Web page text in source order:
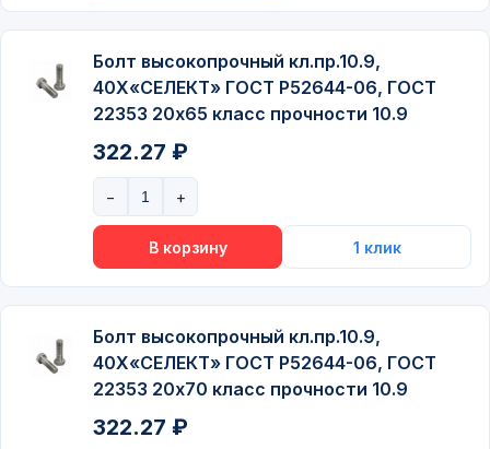
Болт высокопрочный кл.пр.10.9,
40Х«СЕЛЕКТ» ГОСТ P52644-06, ГОСТ
22353 20х65 класс прочности 10.9
322.27 ₽
Болт высокопрочный кл.пр.10.9,
40Х«СЕЛЕКТ» ГОСТ P52644-06, ГОСТ
22353 20х70 класс прочности 10.9
322.27 ₽